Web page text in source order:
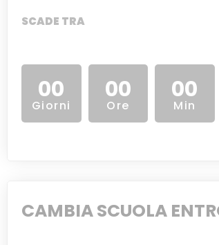
SCADE TRA
00
Giorni
00
Ore
00
Min
CAMBIA SCUOLA